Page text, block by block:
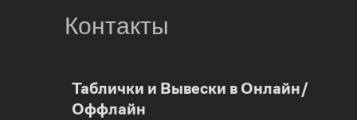
Контакты
Таблички и Вывески в Онлайн/
Оффлайн